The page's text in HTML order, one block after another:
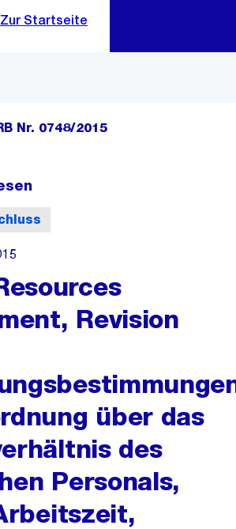
Breadcrumbs ein
Nr. 0748/2015
Revision
über das
des
Personals,